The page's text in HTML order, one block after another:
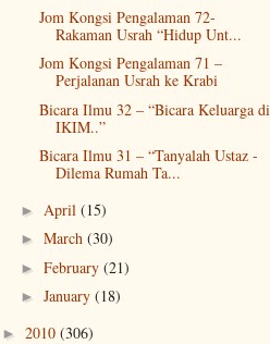
Jom Kongsi Pengalaman 72-
Rakaman Usrah “Hidup Unt...
Jom Kongsi Pengalaman 71 –
Perjalanan Usrah ke Krabi
Bicara Ilmu 32 – “Bicara Keluarga di
IKIM..”
Bicara Ilmu 31 – “Tanyalah Ustaz -
Dilema Rumah Ta...
► April (15)
► March (30)
► February (21)
► January (18)
► 2010 (306)